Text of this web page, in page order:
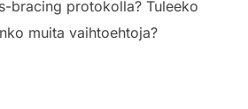
bracing protokolla? Tuleeko
muita vaihtoehtoja?